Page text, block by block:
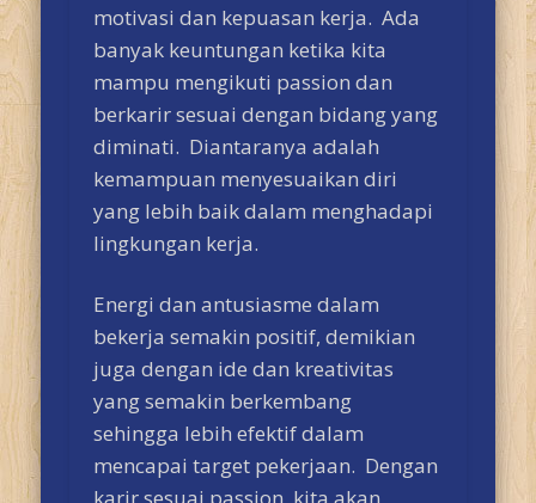
motivasi dan kepuasan kerja. Ada
banyak keuntungan ketika kita
mampu mengikuti passion dan
berkarir sesuai dengan bidang yang
diminati. Diantaranya adalah
kemampuan menyesuaikan diri
yang lebih baik dalam menghadapi
lingkungan kerja.
Energi dan antusiasme dalam
bekerja semakin positif, demikian
juga dengan ide dan kreativitas
yang semakin berkembang
sehingga lebih efektif dalam
mencapai target pekerjaan. Dengan